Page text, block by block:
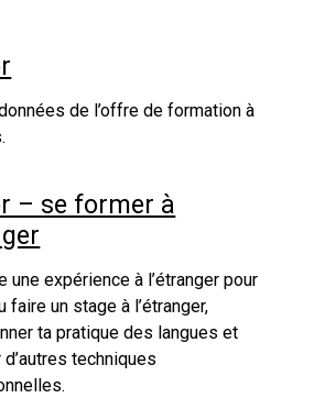
de l’offre de formation à
– se former à
une expérience à l’étranger pour
faire un stage à l’étranger,
ta pratique des langues et
techniques